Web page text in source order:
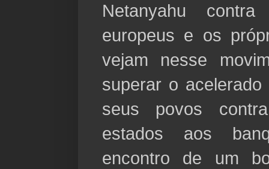
Netanyahu
europeus e os
vejam nesse
superar o acelerado
seus povos
estados aos
encontro de um